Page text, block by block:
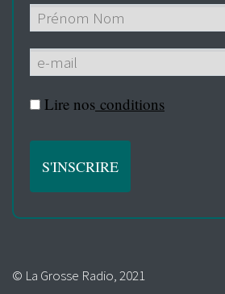
Lire nos conditions
© La Grosse Radio, 2021